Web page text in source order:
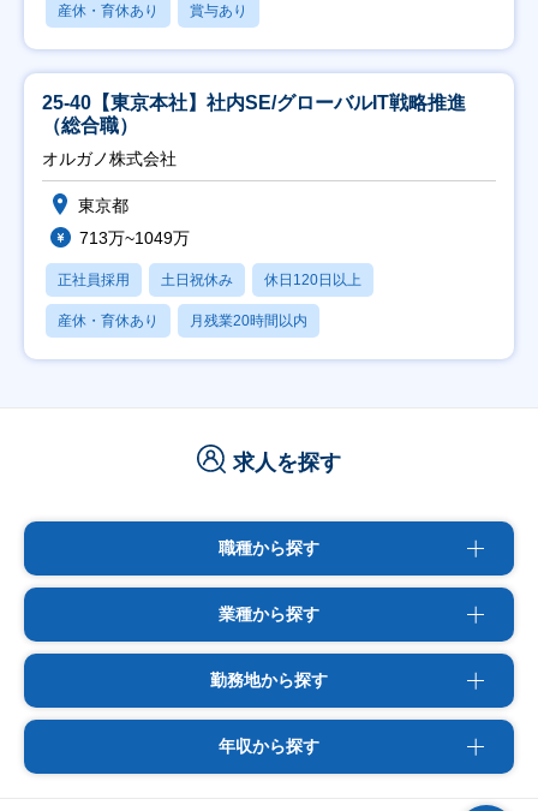
産休・育休あり 賞与あり
25-40【東京本社】社内SE/グローバルIT戦略推進
（総合職）
オルガノ株式会社
東京都
713万~1049万
正社員採用 土日祝休み 休日120日以上
産休・育休あり 月残業20時間以内
求人を探す
職種から探す
業種から探す
勤務地から探す
年収から探す